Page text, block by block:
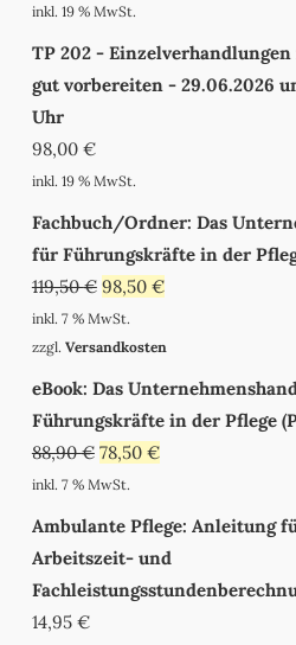
inkl. 19 % MwSt.
TP 202 - Einzelverhandlungen
gut vorbereiten - 29.06.2026
Uhr
98,00 €
inkl. 19 % MwSt.
Fachbuch/Ordner: Das
für Führungskräfte in der
119,50€ 98,50 €
inkl. 7 % MwSt.
zzgl. Versandkosten
eBook: Das
Führungskräfte in der Pflege
88,90€ 78,50 €
inkl. 7 % MwSt.
Ambulante Pflege: Anleitung
Arbeitszeit- und
14,95 €